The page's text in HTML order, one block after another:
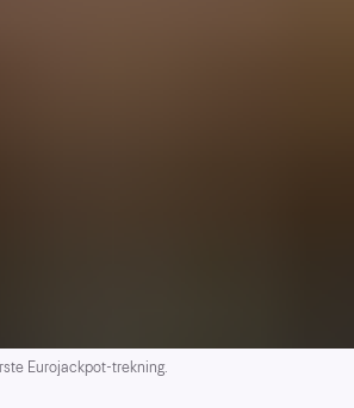
Eurojackpot-trekning.